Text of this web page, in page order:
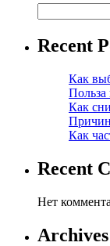
Recent
Как
Польза
Как
Как
Recent
Нет
Archives